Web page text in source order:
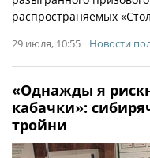
распространяемых
29 июля, 10:55 Новости
«Однажды я
кабачки»:
тройни